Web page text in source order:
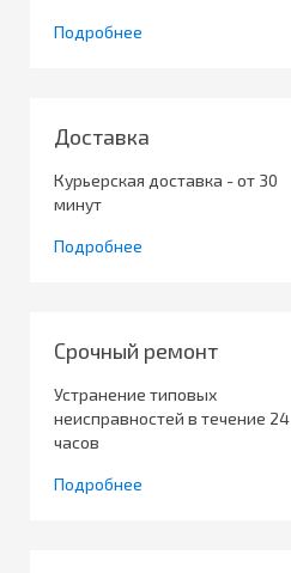
Подробнее
Доставка
Курьерская доставка - от 30
минут
Подробнее
Срочный ремонт
Устранение типовых
неисправностей в течение 24
часов
Подробнее